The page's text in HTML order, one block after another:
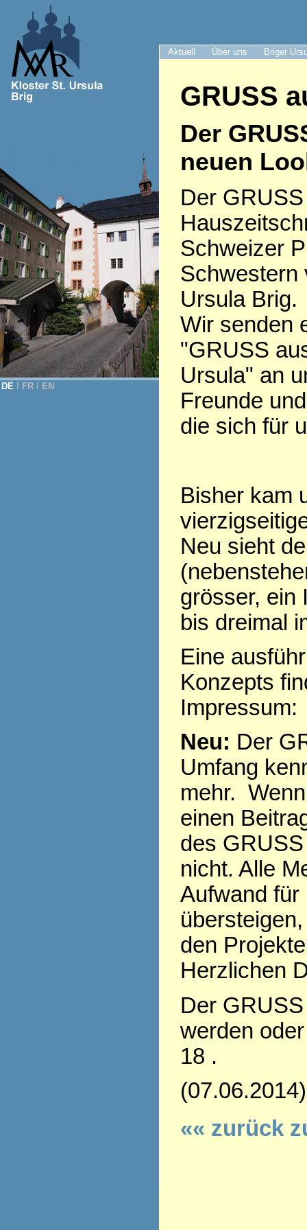
Aktuell Über uns Briger
DE FR EN
GRUSS
Der
neuen
Der
Schweizer
Schwestern
Ursula Brig.
Wir senden
"GRUSS
Ursula" an
Freunde
die sich für
Bisher kam
Neu sieht
grösser, ein
bis dreimal
Eine
Konzepts
Neu: Der
Umfang
mehr.
einen
des
nicht. Alle
Aufwand für
den
Herzlichen
Der
werden
18 .
(07.06.2014)
«« zurück